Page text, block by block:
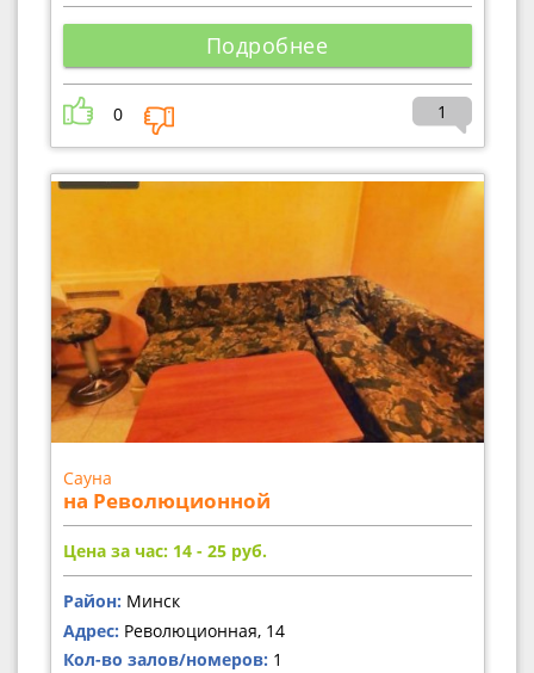
Подробнее
0 1
Сауна
на Революционной
Цена за час: 14 - 25 руб.
Район: Минск
Адрес: Революционная, 14
Кол-во залов/номеров: 1